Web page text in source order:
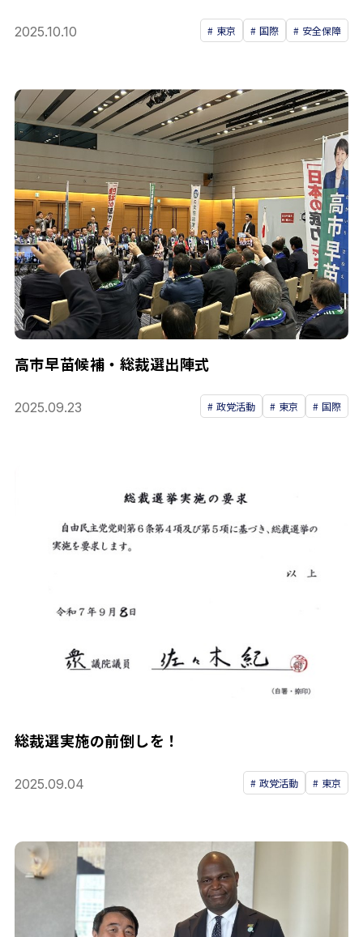
2025.10.10 東京 国際 安全保障
高市早苗候補・総裁選出陣式
2025.09.23 政党活動 東京 国際
総裁選実施の前倒しを！
2025.09.04 政党活動 東京